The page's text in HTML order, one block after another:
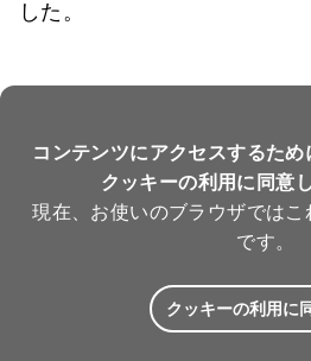
した。
コンテンツにアクセスするた
クッキーの利用に同意
現在、お使いのブラウザでは
です。
クッキーの利用に